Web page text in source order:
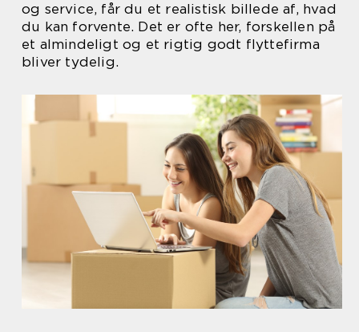
og service, får du et realistisk billede af, hvad
du kan forvente. Det er ofte her, forskellen på
et almindeligt og et rigtig godt flyttefirma
bliver tydelig.